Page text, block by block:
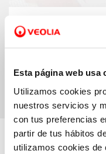
Esta página web usa
Utilizamos cookies
nuestros servicios y
con tus preferencias
partir de tus hábitos
utilizamos cookies de
Support